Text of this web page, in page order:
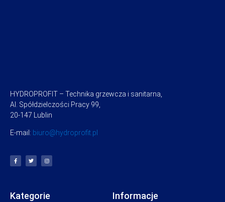
HYDROPROFIT – Technika grzewcza i sanitarna,
Al. Spółdzielczości Pracy 99,
20-147 Lublin
E-mail: biuro@hydroprofit.pl
Kategorie Informacje